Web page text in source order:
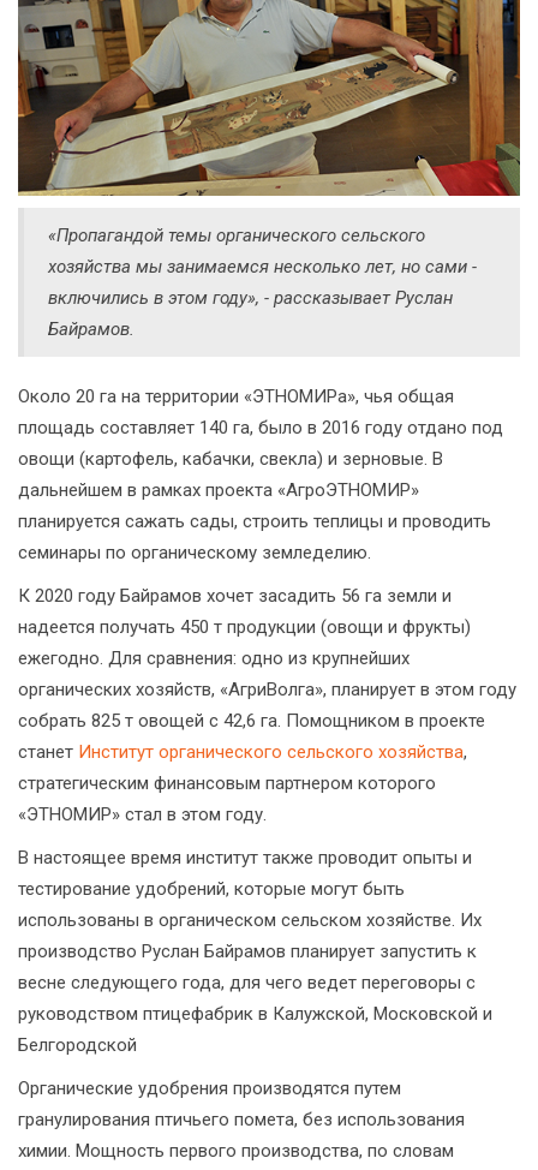
«Пропагандой темы органического сельского
хозяйства мы занимаемся несколько лет, но сами -
включились в этом году», - рассказывает Руслан
Байрамов.
Около 20 га на территории «ЭТНОМИРа», чья общая
площадь составляет 140 га, было в 2016 году отдано под
овощи (картофель, кабачки, свекла) и зерновые. В
дальнейшем в рамках проекта «АгроЭТНОМИР»
планируется сажать сады, строить теплицы и проводить
семинары по органическому земледелию.
К 2020 году Байрамов хочет засадить 56 га земли и
надеется получать 450 т продукции (овощи и фрукты)
ежегодно. Для сравнения: одно из крупнейших
органических хозяйств, «АгриВолга», планирует в этом году
собрать 825 т овощей с 42,6 га. Помощником в проекте
станет Институт органического сельского хозяйства,
стратегическим финансовым партнером которого
«ЭТНОМИР» стал в этом году.
В настоящее время институт также проводит опыты и
тестирование удобрений, которые могут быть
использованы в органическом сельском хозяйстве. Их
производство Руслан Байрамов планирует запустить к
весне следующего года, для чего ведет переговоры с
руководством птицефабрик в Калужской, Московской и
Белгородской
Органические удобрения производятся путем
гранулирования птичьего помета, без использования
химии. Мощность первого производства, по словам